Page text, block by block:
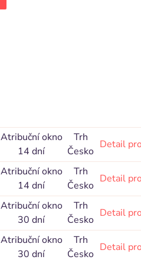
Atribuční okno
14 dní
Trh
Česko
Detail
Atribuční okno
14 dní
Trh
Česko
Detail
Atribuční okno
30 dní
Trh
Česko
Detail
Atribuční okno
30 dní
Trh
Česko
Detail